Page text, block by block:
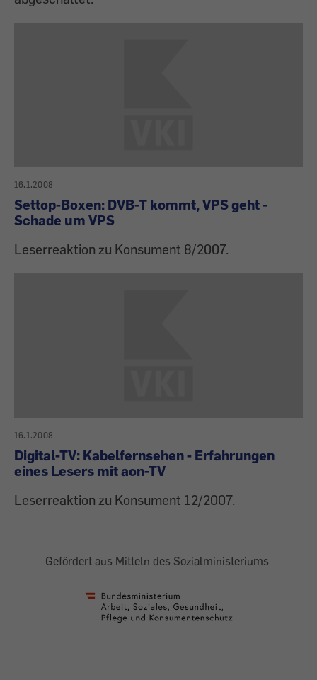
16.1.2008
Settop-Boxen: DVB-T kommt, VPS geht -
Schade um VPS
Leserreaktion zu Konsument 8/2007.
16.1.2008
Digital-TV: Kabelfernsehen - Erfahrungen
eines Lesers mit aon-TV
Leserreaktion zu Konsument 12/2007.
Gefördert aus Mitteln des Sozialministeriums